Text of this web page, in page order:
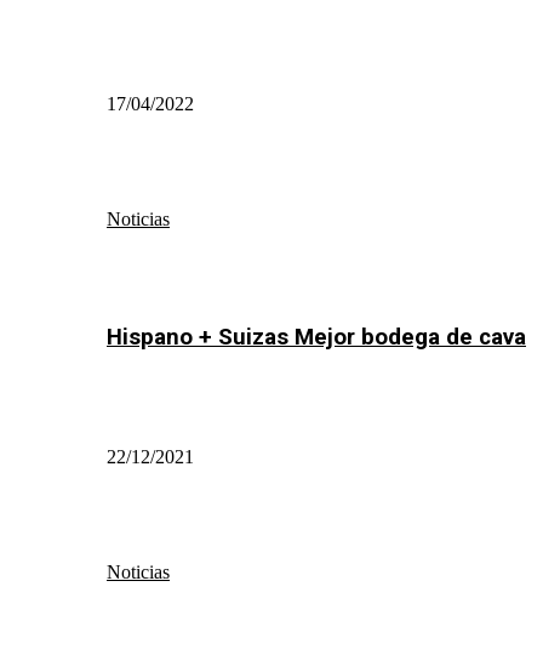
17/04/2022
Noticias
Hispano + Suizas Mejor bodega de cava
22/12/2021
Noticias